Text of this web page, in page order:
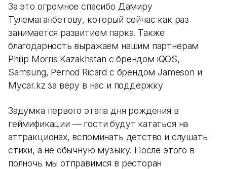
За это огромное спасибо Дамиру
Тулемаганбетову, который сейчас как раз
занимается развитием парка. Также
благодарность выражаем нашим партнерам
Philip Morris Kazakhstan с брендом iQOS,
Samsung, Pernod Ricard с брендом Jameson и
Mycar.kz за веру в нас и поддержку
Задумка первого этапа дня рождения в
геймификации — гости будут кататься на
аттракционах, вспоминать детство и слушать
стихи, а не обычную музыку. После этого в
полночь мы отправимся в ресторан